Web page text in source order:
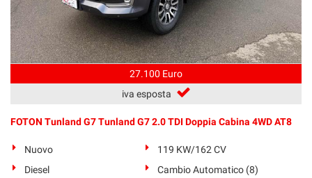
27.100 Euro
iva esposta
FOTON Tunland G7 Tunland G7 2.0 TDI Doppia Cabina 4WD AT8
Nuovo
119 KW/162 CV
Diesel
Cambio Automatico (8)